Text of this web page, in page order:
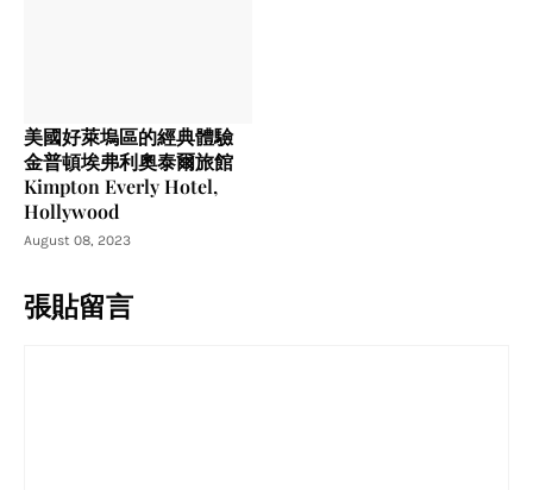
美國好萊塢區的經典體驗
金普頓埃弗利奧泰爾旅館
Kimpton Everly Hotel,
Hollywood
August 08, 2023
張貼留言